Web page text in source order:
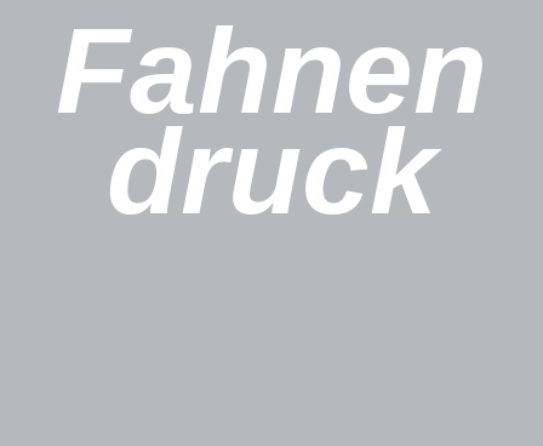
Fahnen
druck